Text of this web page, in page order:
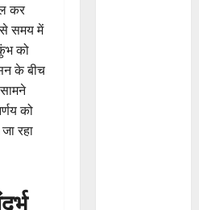
कर
समय में
को
के बीच
को
रहा